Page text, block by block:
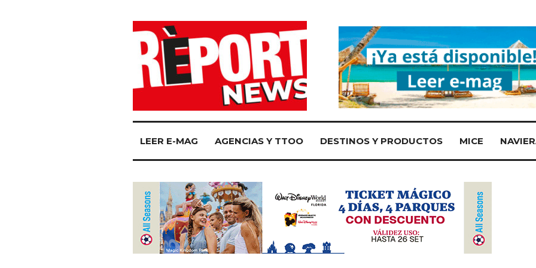
LEER E-MAG AGENCIAS Y TTOO DESTINOS Y PRODUCTOS MICE